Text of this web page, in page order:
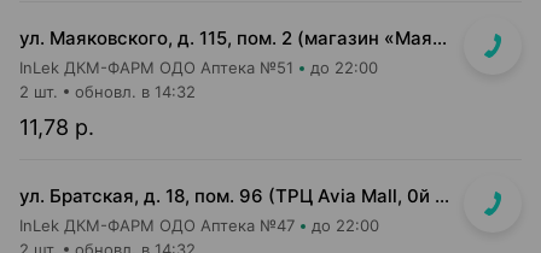
ул. Маяковского, д. 115, пом. 2 (магазин «Маяк»)
InLek ДКМ-ФАРМ ОДО Аптека №51 до 22:00
11,78 р.
2 шт. обновл. в 14:32
ул. Братская, д. 18, пом. 96 (ТРЦ Avia Mall, 0й этаж рядом с гипермаркетом Green)
InLek ДКМ-ФАРМ ОДО Аптека №47 до 22:00